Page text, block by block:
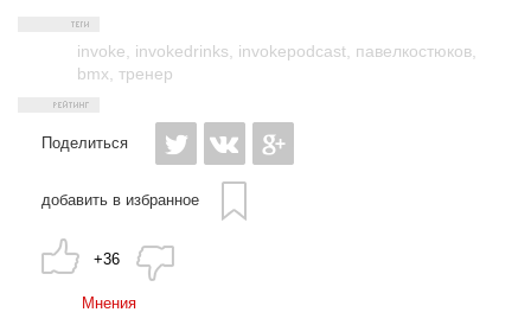
invoke invokedrinks invokepodcast павелкостюков
bmx тренер
Поделиться
добавить в избранное
+36
Мнения